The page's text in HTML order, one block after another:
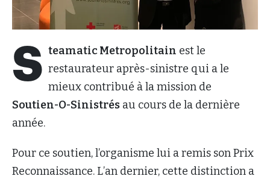
S teamatic Metropolitain est le
restaurateur après-sinistre qui a le
mieux contribué à la mission de
Soutien-O-Sinistrés au cours de la dernière
année.
Pour ce soutien, l’organisme lui a remis son Prix
Reconnaissance. L’an dernier, cette distinction a